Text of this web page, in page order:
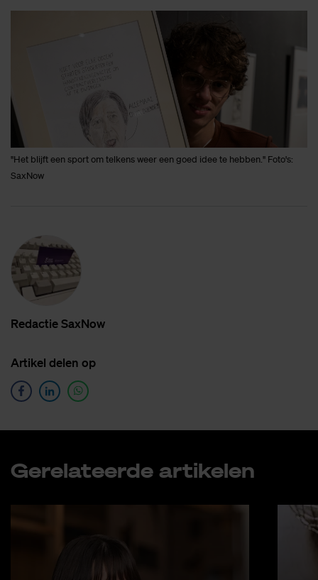
"Het blijft een sport om telkens weer een goed idee te hebben." Foto's:
SaxNow
Re­dac­tie SaxNow
Ar­ti­kel de­len op
Ge­re­la­teer­de ar­ti­ke­len